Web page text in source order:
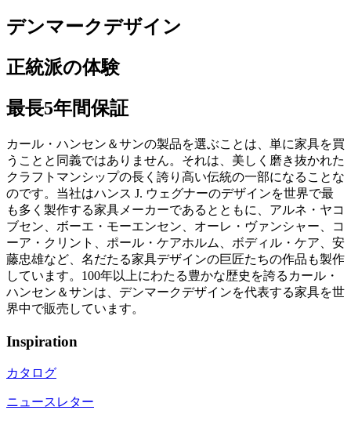
デンマークデザイン
正統派の体験
最長5年間保証
カール・ハンセン＆サンの製品を選ぶことは、単に家具を買
うことと同義ではありません。それは、美しく磨き抜かれた
クラフトマンシップの長く誇り高い伝統の一部になることな
のです。当社はハンス J. ウェグナーのデザインを世界で最
も多く製作する家具メーカーであるとともに、アルネ・ヤコ
ブセン、ボーエ・モーエンセン、オーレ・ヴァンシャー、コ
ーア・クリント、ポール・ケアホルム、ボディル・ケア、安
藤忠雄など、名だたる家具デザインの巨匠たちの作品も製作
しています。100年以上にわたる豊かな歴史を誇るカール・
ハンセン＆サンは、デンマークデザインを代表する家具を世
界中で販売しています。
Inspiration
カタログ
ニュースレター